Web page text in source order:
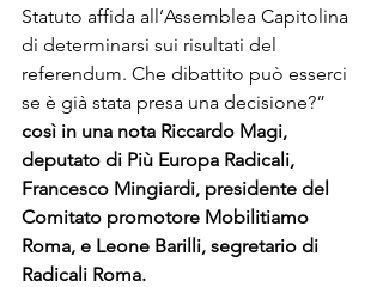
Statuto affida all’Assemblea Capitolina
di determinarsi sui risultati del
referendum. Che dibattito può esserci
se è già stata presa una decisione?”
così in una nota Riccardo Magi,
deputato di Più Europa Radicali,
Francesco Mingiardi, presidente del
Comitato promotore Mobilitiamo
Roma, e Leone Barilli, segretario di
Radicali Roma.